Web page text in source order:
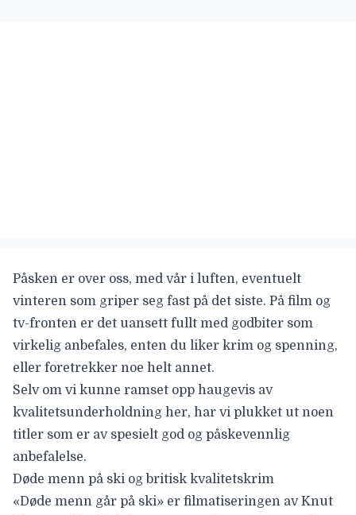
Påsken er over oss, med vår i luften, eventuelt
vinteren som griper seg fast på det siste. På film og
tv-fronten er det uansett fullt med godbiter som
virkelig anbefales, enten du liker krim og spenning,
eller foretrekker noe helt annet.
Selv om vi kunne ramset opp haugevis av
kvalitetsunderholdning her, har vi plukket ut noen
titler som er av spesielt god og påskevennlig
anbefalelse.
Døde menn på ski og britisk kvalitetskrim
«Døde menn går på ski» er filmatiseringen av Knut